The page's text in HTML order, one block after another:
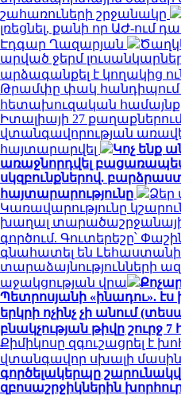
շահառուների շրջանակը
լռեցնել, քանի որ ԱԺ-ում
Էդգար Ղազարյան
արված ջերմ
արձագանքել է կողակից
Թրամփը փակ հանդիպում
հետախուզական
Իտալիայի 27
վտանգավորության
հայտարարվել
Կոչ ենք
առաջնորդվել
սկզբունքներով.
հայտարարությունը
Ձեր
Կառավարությունը
խաղալ
գործում. Գուտերեշը՝
գնահատել են Լեհաստանի
տարաձայնությունների
աջակցության վրա
Պետրոսյանի «ինադու». էս
երկրի ոչինչ չի անում
բնակչության թիվը շուրջ
Քիմիկոսը զգուշացրել է
վտանգավոր սխալի մասին
գործելակերպը
զբոսաշրջիկներին